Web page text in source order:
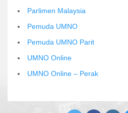
Parlimen Malaysia
Pemuda UMNO
Pemuda UMNO Parit
UMNO Online
UMNO Online – Perak